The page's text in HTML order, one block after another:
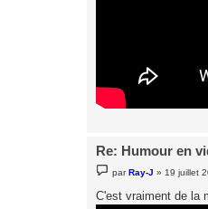
Re: Humour en
e
s
parRay-J » 19 juillet
C'est vraiment de la